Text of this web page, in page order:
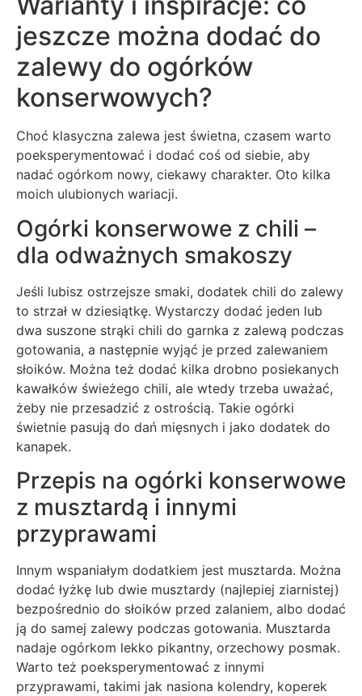
jeszcze można dodać do
zalewy do ogórków
konserwowych?
Choć klasyczna zalewa jest świetna, czasem warto
poeksperymentować i dodać coś od siebie, aby
nadać ogórkom nowy, ciekawy charakter. Oto kilka
moich ulubionych wariacji.
Ogórki konserwowe z chili –
dla odważnych smakoszy
Jeśli lubisz ostrzejsze smaki, dodatek chili do zalewy
to strzał w dziesiątkę. Wystarczy dodać jeden lub
dwa suszone strąki chili do garnka z zalewą podczas
gotowania, a następnie wyjąć je przed zalewaniem
słoików. Można też dodać kilka drobno posiekanych
kawałków świeżego chili, ale wtedy trzeba uważać,
żeby nie przesadzić z ostrością. Takie ogórki
świetnie pasują do dań mięsnych i jako dodatek do
kanapek.
Przepis na ogórki konserwowe
z musztardą i innymi
przyprawami
Innym wspaniałym dodatkiem jest musztarda. Można
dodać łyżkę lub dwie musztardy (najlepiej ziarnistej)
bezpośrednio do słoików przed zalaniem, albo dodać
ją do samej zalewy podczas gotowania. Musztarda
nadaje ogórkom lekko pikantny, orzechowy posmak.
Warto też poeksperymentować z innymi
przyprawami, takimi jak nasiona kolendry, koperek